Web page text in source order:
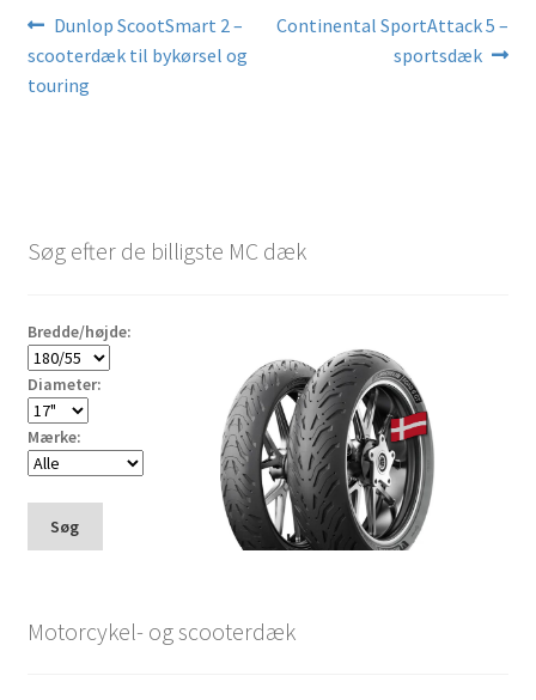
Indlægsnavigation
Forrige
indlæg:
Dunlop ScootSmart 2 –
scooterdæk til bykørsel og
touring
Næste
Continental SportAttack 5 –
sportsdæk
Søg efter de billigste MC dæk
Bredde/højde:
Diameter:
Mærke:
Søg
Motorcykel- og scooterdæk